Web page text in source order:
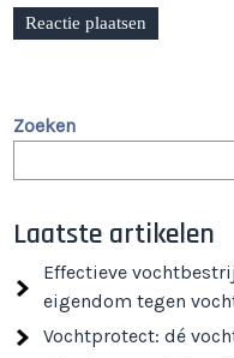
Zoeken
Laatste artikelen
Effectieve
eigendom tegen
Vochtprotect: dé